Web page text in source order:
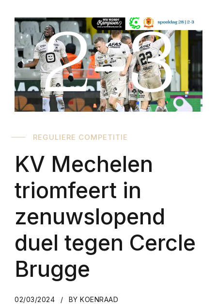
REGULIERE COMPETITIE
KV Mechelen
triomfeert in
zenuwslopend
duel tegen Cercle
Brugge
02/03/2024 BY KOENRAAD